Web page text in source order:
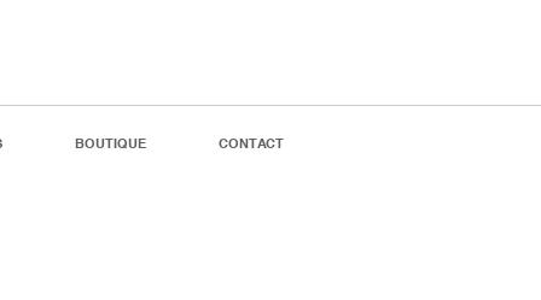
BOUTIQUE CONTACT